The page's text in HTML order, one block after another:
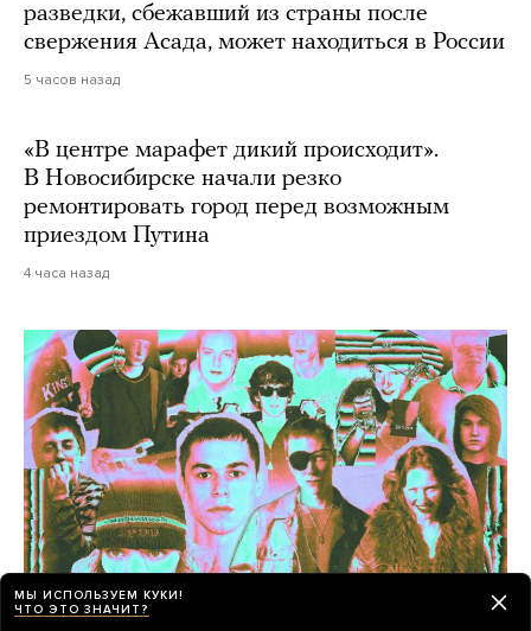
разведки, сбежавший из страны после
свержения Асада, может находиться в России
5 часов назад
«В центре марафет дикий происходит».
В Новосибирске начали резко
ремонтировать город перед возможным
приездом Путина
4 часа назад
МЫ ИСПОЛЬЗУЕМ КУКИ!
ЧТО ЭТО ЗНАЧИТ?